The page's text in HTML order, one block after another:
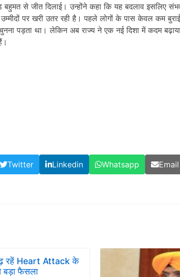
बहुमत से जीत दिलाई। उन्होंने कहा कि यह बदलाव इसलिए
पर खरी उतर रही है। पहले लोगों के पास केवल कम
पड़ता था। लेकिन अब राज्य ने एक नई दिशा में कदम
Twitter Linkedin Whatsapp Email
रहें Heart Attack के
बड़ा फैसला